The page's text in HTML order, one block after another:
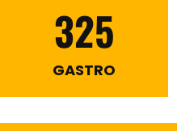
325
GASTRO